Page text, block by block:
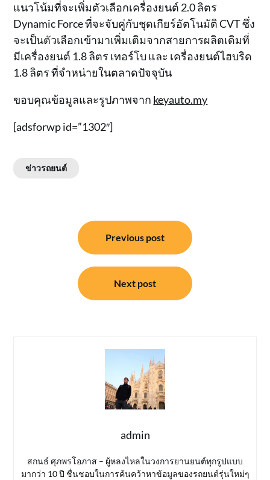
แนวโน้มที่จะเพิ่มตัวเลือกเครื่องยนต์ 2.0 ลิตร
Dynamic Force ที่จะจับคู่กับชุดเกียร์อัตโนมัติ CVT ซึ่ง
จะเป็นตัวเลือกเข้ามาเพิ่มเติมจากสายการผลิตเดิมที่
มีเครื่องยนต์ 1.8 ลิตร เทอร์โบ และ เครื่องยนต์ไฮบริด
1.8 ลิตร ที่จำหน่ายในตลาดปัจจุบัน
ขอบคุณข้อมูลและรูปภาพจาก keyauto.my
[adsforwp id=”1302″]
ข่าวรถยนต์
Previous post
Next post
admin
สกนธ์ ศุภพรโอภาส – ผู้หลงไหลในวงการยานยนต์ทุกรูปแบบ
มากว่า 10 ปี ชื่นชอบในการค้นคว้าหาข้อมูลของรถยนต์รุ่นใหม่ๆ